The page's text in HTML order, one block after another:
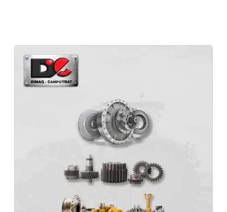
Peças Para Máquinas Hyster Mato grosso